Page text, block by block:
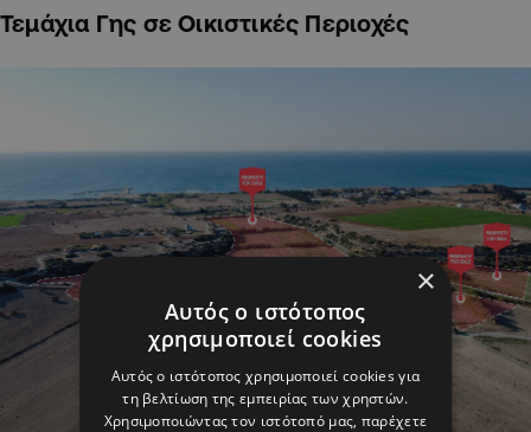
Τεμάχια Γης σε Οικιστικές Περιοχές
×
Αυτός ο ιστότοπος
χρησιμοποιεί cookies
Αυτός ο ιστότοπος χρησιμοποιεί cookies για
τη βελτίωση της εμπειρίας των χρηστών.
Χρησιμοποιώντας τον ιστότοπό μας, παρέχετε